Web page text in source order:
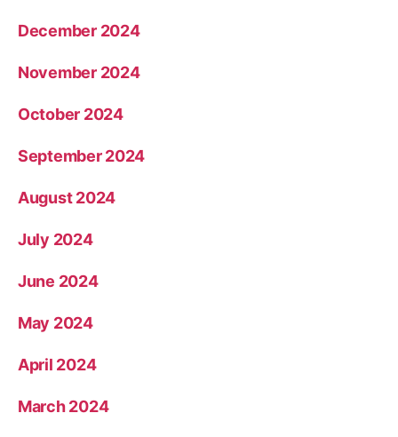
December 2024
November 2024
October 2024
September 2024
August 2024
July 2024
June 2024
May 2024
April 2024
March 2024